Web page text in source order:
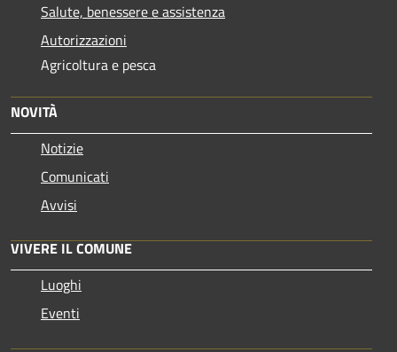
Salute, benessere e assistenza
Autorizzazioni
Agricoltura e pesca
NOVITÀ
Notizie
Comunicati
Avvisi
VIVERE IL COMUNE
Luoghi
Eventi